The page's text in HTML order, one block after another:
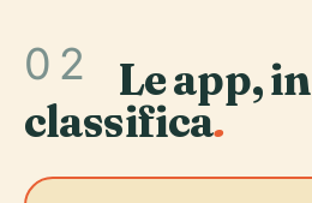
02 Le app, in
classifica.